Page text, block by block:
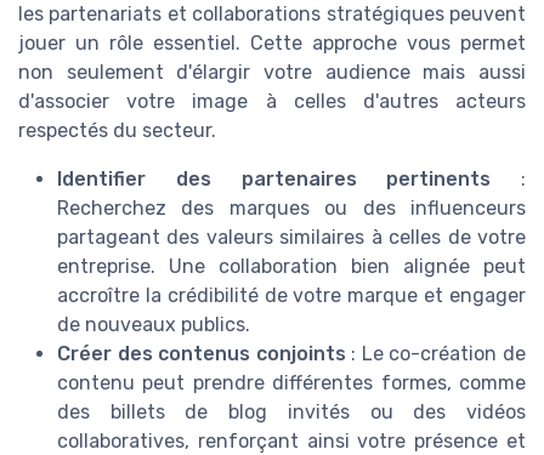
les partenariats et collaborations stratégiques peuvent
jouer un rôle essentiel. Cette approche vous permet
non seulement d'élargir votre audience mais aussi
d'associer votre image à celles d'autres acteurs
respectés du secteur.
Identifier des partenaires pertinents :
Recherchez des marques ou des influenceurs
partageant des valeurs similaires à celles de votre
entreprise. Une collaboration bien alignée peut
accroître la crédibilité de votre marque et engager
de nouveaux publics.
Créer des contenus conjoints : Le co-création de
contenu peut prendre différentes formes, comme
des billets de blog invités ou des vidéos
collaboratives, renforçant ainsi votre présence et